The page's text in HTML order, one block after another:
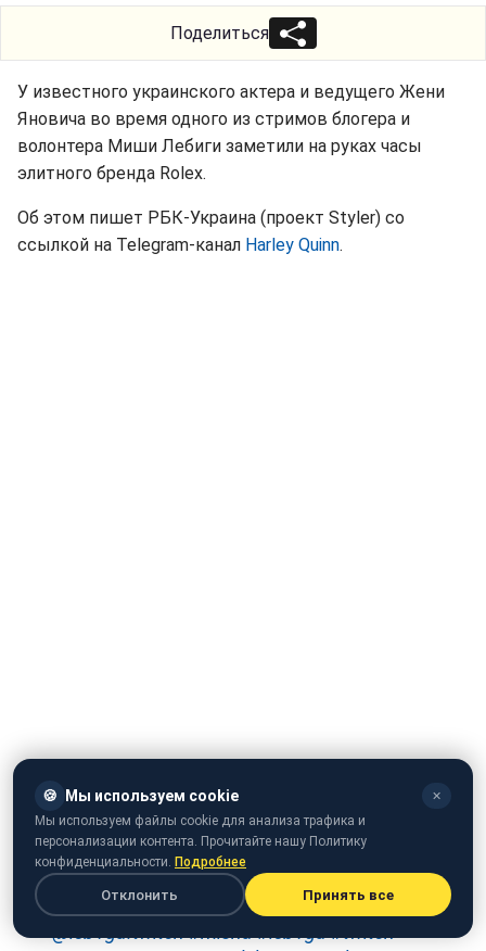
Поделиться
У известного украинского актера и ведущего Жени
Яновича во время одного из стримов блогера и
волонтера Миши Лебиги заметили на руках часы
элитного бренда Rolex.
Об этом пишет РБК-Украина (проект Styler) со
ссылкой на Telegram-канал Harley Quinn.
Подробности
Так, в сети активно обсуждают недавний стрим
Лебиги и Яновича, во время которого они
развлекаются и танцуют под громкую музыку.
@leb1ga.twitch#misha#leb1ga#twitch
🍪 Мы используем cookie ✕
Мы используем файлы cookie для анализа трафика и
персонализации контента. Прочитайте нашу Политику
конфиденциальности. Подробнее
Отклонить Принять все